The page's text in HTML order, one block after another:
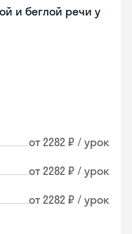
и беглой речи у
от 2282 ₽ / урок
от 2282 ₽ / урок
от 2282 ₽ / урок